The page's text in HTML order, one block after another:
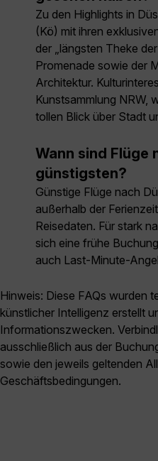
Zu den Highlights in
(Kö) mit ihren
der „längsten Theke
Promenade sowie der
Architektur.
Kunstsammlung NRW,
tollen Blick über Stadt
Wann sind Flüge
günstigsten?
Günstige Flüge nach
außerhalb der
Reisedaten. Für stark
sich eine frühe
auch Last-Minute-
Hinweis: Diese FAQs wurden
künstlicher Intelligenz erstellt
Informationszwecken.
ausschließlich aus der
sowie den jeweils geltenden
Geschäftsbedingungen.